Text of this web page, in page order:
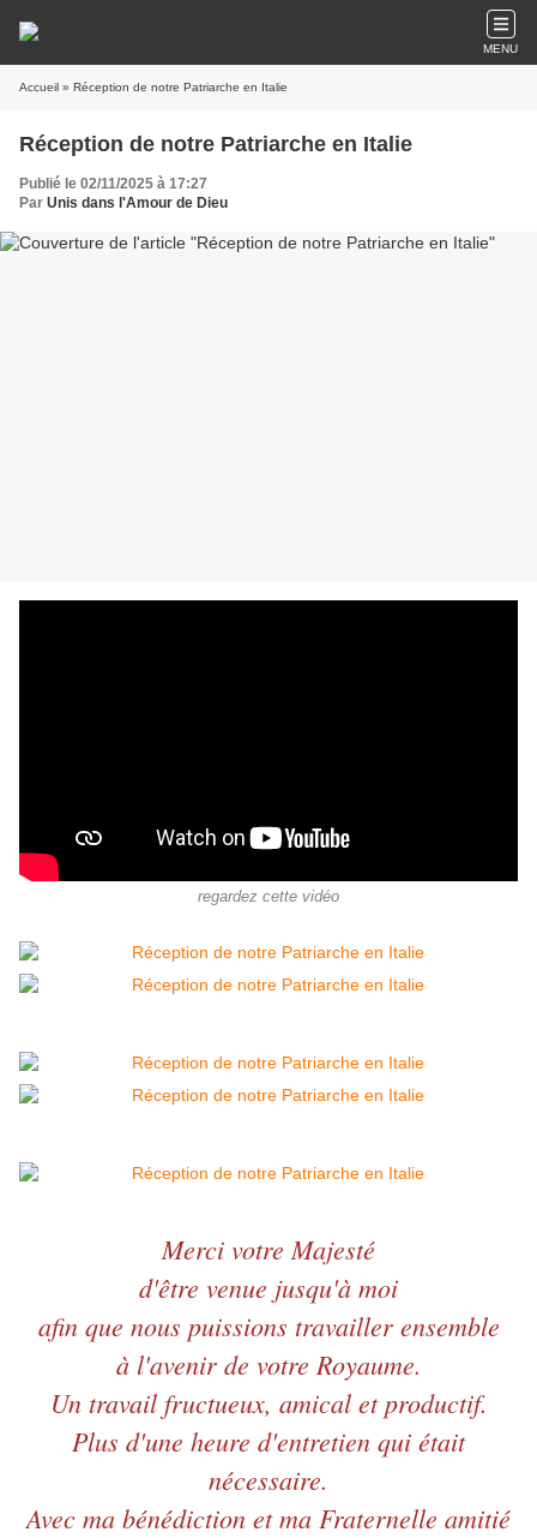
MENU
Accueil » Réception de notre Patriarche en Italie
Réception de notre Patriarche en Italie
Publié le 02/11/2025 à 17:27
Par Unis dans l'Amour de Dieu
regardez cette vidéo
Merci votre Majesté
d'être venue jusqu'à moi
afin que nous puissions travailler ensemble
à l'avenir de votre Royaume.
Un travail fructueux, amical et productif.
Plus d'une heure d'entretien qui était
nécessaire.
Avec ma bénédiction et ma Fraternelle amitié